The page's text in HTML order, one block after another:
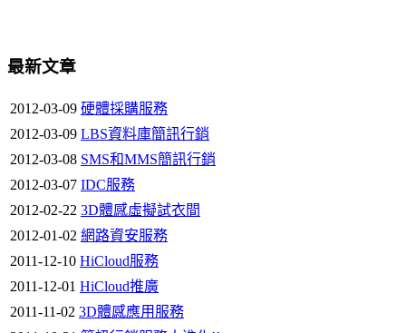
最新文章
2012-03-09 硬體採購服務
2012-03-09 LBS資料庫簡訊行銷
2012-03-08 SMS和MMS簡訊行銷
2012-03-07 IDC服務
2012-02-22 3D體感虛擬試衣間
2012-01-02 網路資安服務
2011-12-10 HiCloud服務
2011-12-01 HiCloud推廣
2011-11-02 3D體感應用服務